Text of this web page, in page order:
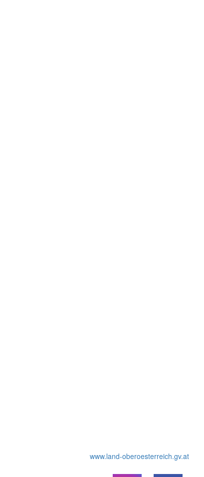
www.land-oberoesterreich.gv.at